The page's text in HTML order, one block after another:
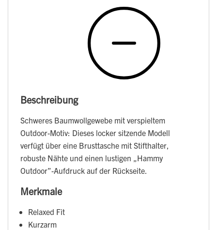
Beschreibung
Schweres Baumwollgewebe mit verspieltem
Outdoor-Motiv: Dieses locker sitzende Modell
verfügt über eine Brusttasche mit Stifthalter,
robuste Nähte und einen lustigen „Hammy
Outdoor”-Aufdruck auf der Rückseite.
Merkmale
Relaxed Fit
Kurzarm